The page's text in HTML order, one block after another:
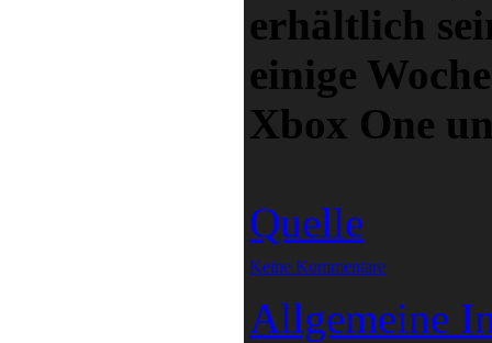
erhältlich
einige
Xbox One
Quelle
Keine Kommentare
Allgemeine